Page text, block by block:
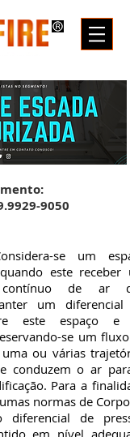
9050
se um
este receber
contínuo de ar
um diferencial
este espaço e
se um fluxo
ou várias
conduzem o ar
Para a
normas de Corpo
diferencial de
em nível